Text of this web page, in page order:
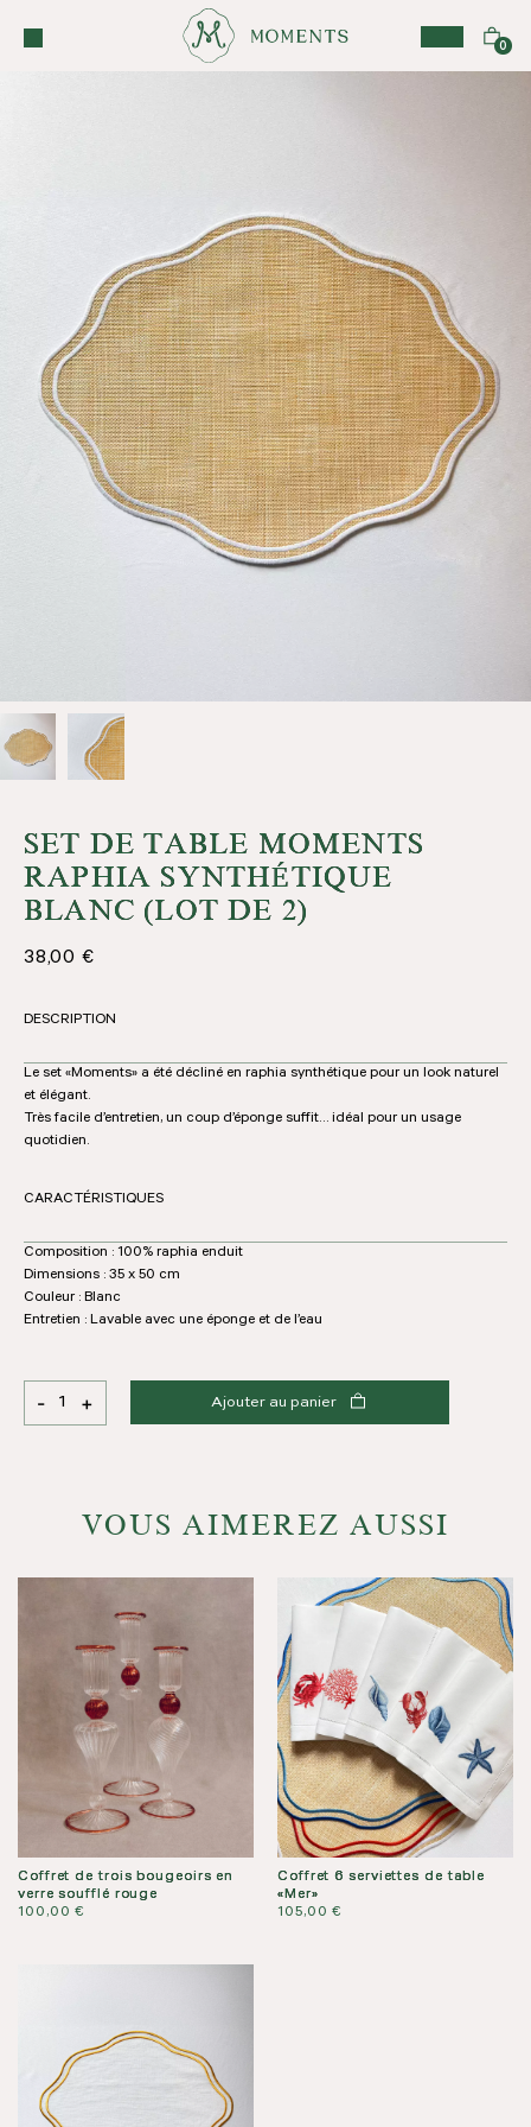
SET DE TABLE MOMENTS
RAPHIA SYNTHÉTIQUE
BLANC (LOT DE 2)
38,00 €
DESCRIPTION
Le set «Moments» a été décliné en raphia synthétique pour un look naturel
et élégant.
Très facile d’entretien, un coup d’éponge suffit… idéal pour un usage
quotidien.
CARACTÉRISTIQUES
Composition : 100% raphia enduit
Dimensions : 35 x 50 cm
Couleur : Blanc
Entretien : Lavable avec une éponge et de l’eau
-
quantité
+ Ajouter au panier
VOUS AIMEREZ AUSSI
Coffret de trois bougeoirs en
verre soufflé rouge
100,00€
Coffret 6 serviettes de table
«Mer»
105,00€